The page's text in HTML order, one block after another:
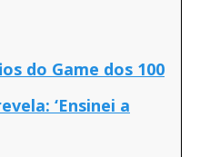
do Game dos 100
‘Ensinei a